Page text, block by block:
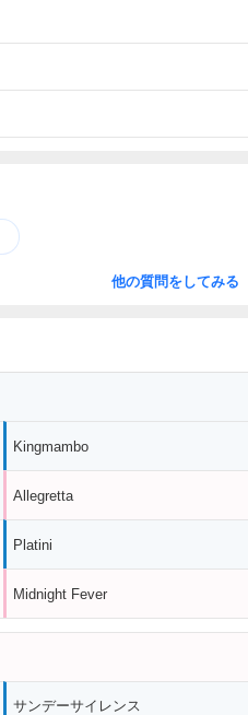
他の質問をしてみる
Kingmambo
Allegretta
Platini
Midnight Fever
サンデーサイレンス